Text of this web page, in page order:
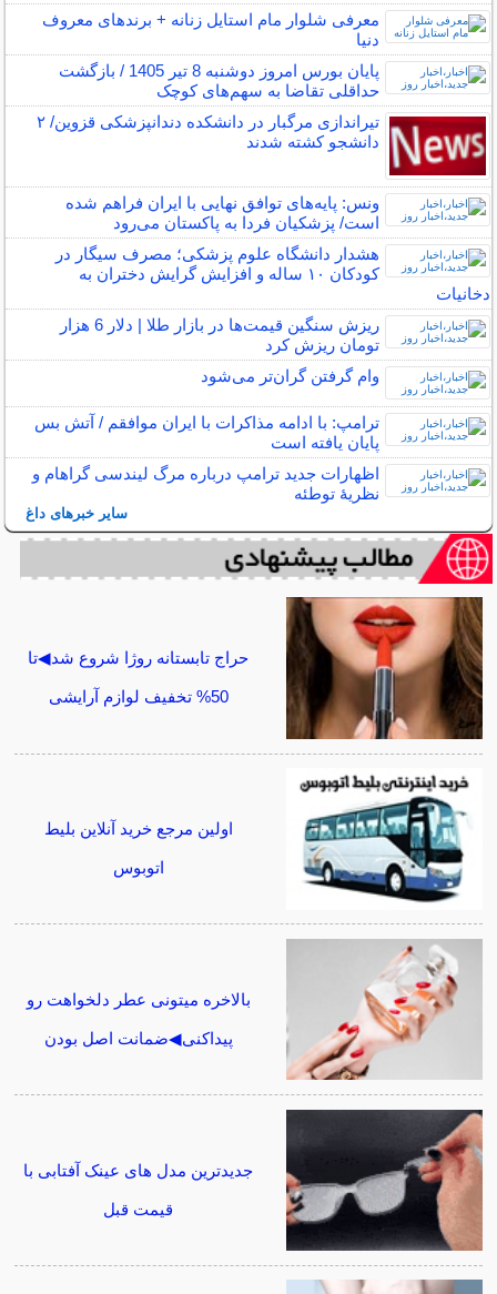
معرفی شلوار مام استایل زنانه + برندهای معروف
دنیا
پایان بورس امروز دوشنبه 8 تیر 1405 / بازگشت
حداقلی تقاضا به سهم‌های کوچک
تیراندازی مرگبار در دانشکده دندانپزشکی قزوین/ ۲
دانشجو کشته شدند
ونس: پایه‌های توافق نهایی با ایران فراهم شده
است/ پزشکیان فردا به پاکستان می‌رود
هشدار دانشگاه علوم پزشکی؛ مصرف سیگار در
کودکان ۱۰ ساله و افزایش گرایش دختران به
دخانیات
ریزش سنگین قیمت‌ها در بازار طلا | دلار 6 هزار
تومان ریزش کرد
وام گرفتن گران‌تر می‌شود
ترامپ: با ادامه مذاکرات با ایران موافقم / آتش بس
پایان یافته است
اظهارات جدید ترامپ درباره مرگ لیندسی گراهام و
نظریهٔ توطئه
سایر خبرهای داغ
حراج تابستانه روژا شروع شد◀تا
50% تخفیف لوازم آرایشی
اولین مرجع خرید آنلاین بلیط
اتوبوس
بالاخره میتونی عطر دلخواهت رو
پیداکنی◀ضمانت اصل بودن
جدیدترین مدل های عینک آفتابی با
قیمت قبل